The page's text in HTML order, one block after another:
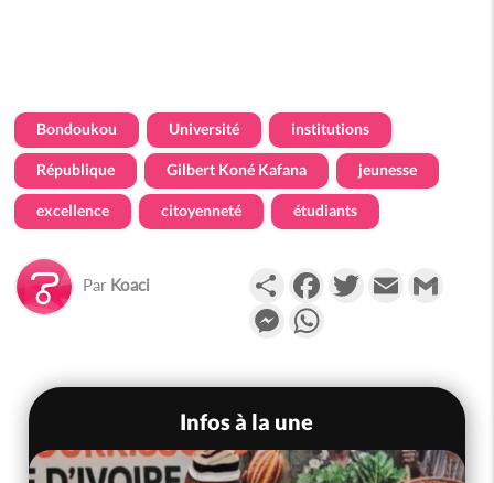
Bondoukou Université institutions
République Gilbert Koné Kafana jeunesse
excellence citoyenneté étudiants
Par Koaci PartagerFacebookTwitterEmail
Messenger
Infos à la une